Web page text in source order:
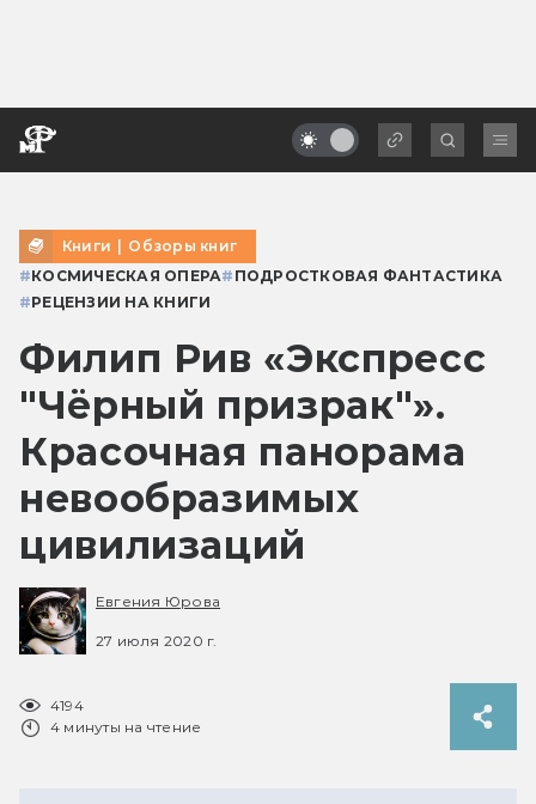
Книги | Обзоры книг
#КОСМИЧЕСКАЯ ОПЕРА# ПОДРОСТКОВАЯ ФАНТАСТИКА
#РЕЦЕНЗИИ НА КНИГИ
Филип Рив «Экспресс
"Чёрный призрак"».
Красочная панорама
невообразимых
цивилизаций
Евгения Юрова
27 июля 2020 г.
4194
4 минуты на чтение